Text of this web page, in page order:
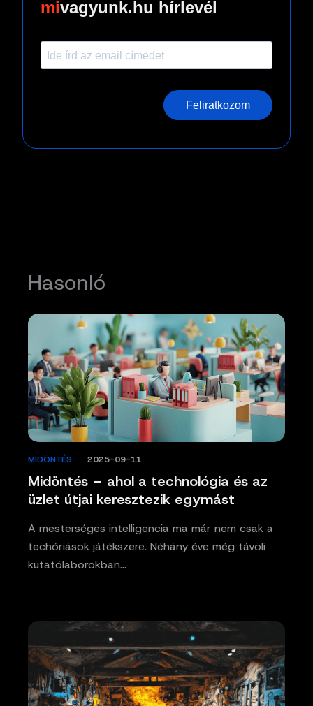
vagyunk.hu hírlevél
Feliratkozom
Hasonló
Midöntés – ahol a technológia és az
üzlet útjai keresztezik egymást
MIDÖNTÉS 2025-09-11
A mesterséges intelligencia ma már nem csak a
techóriások játékszere. Néhány éve még távoli
kutatólaborokban…